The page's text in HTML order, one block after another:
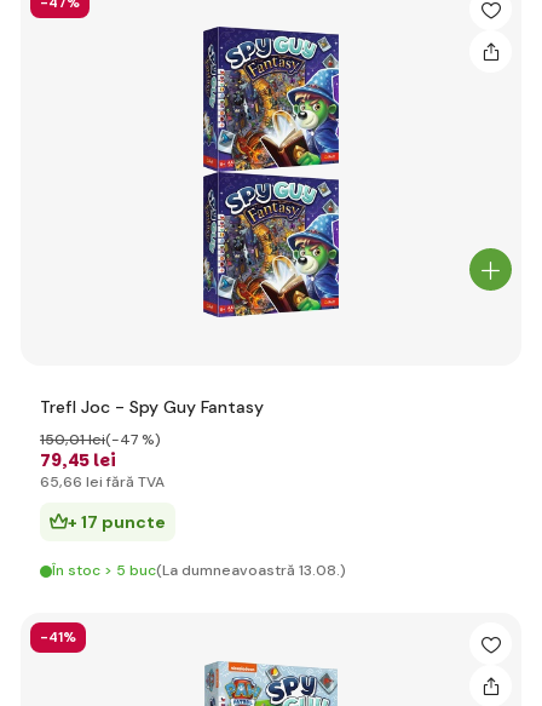
Trefl Joc - Spy Guy Fantasy
79,45 lei
150,01 lei(-47 %)
65,66 lei fără TVA
+ 17 puncte
În stoc > 5 buc(La dumneavoastră 13.08.)
-41%